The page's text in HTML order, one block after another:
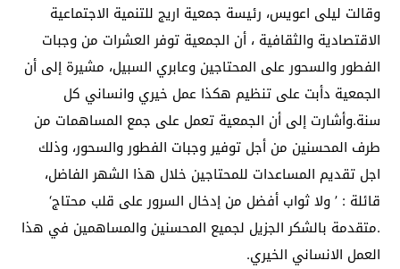
وقالت ليلى اعويس، رئيسة جمعية اريج للتنمية الاجتماعية
الاقتصادية والثقافية ، أن الجمعية توفر العشرات من وجبات
الفطور والسحور على المحتاجين وعابري السبيل، مشيرة إلى أن
الجمعية دأبت على تنظيم هكذا عمل خيري وانساني كل
سنة.وأشارت إلى أن الجمعية تعمل على جمع المساهمات من
طرف المحسنين من أجل توفير وجبات الفطور والسحور، وذلك
اجل تقديم المساعدات للمحتاجين خلال هذا الشهر الفاضل،
قائلة : ’ ولا ثواب أفضل من إدخال السرور على قلب محتاج‘
.متقدمة بالشكر الجزيل لجميع المحسنين والمساهمين في هذا
العمل الانساني الخيري.